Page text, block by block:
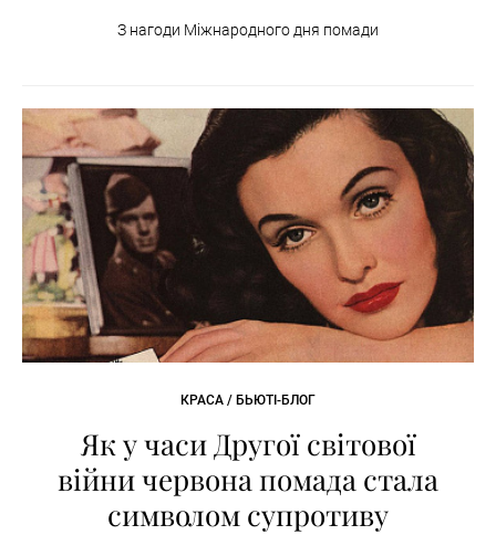
З нагоди Міжнародного дня помади
КРАСА / БЬЮТІ-БЛОГ
Як у часи Другої світової
війни червона помада стала
символом супротиву